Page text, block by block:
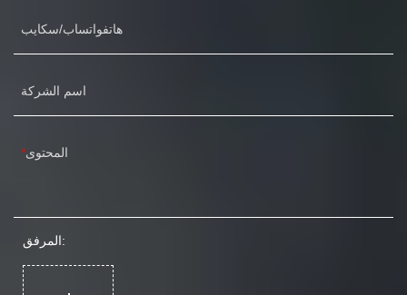
هاتفواتساب/سكايب
اسم الشركة
المحتوى
المرفق: